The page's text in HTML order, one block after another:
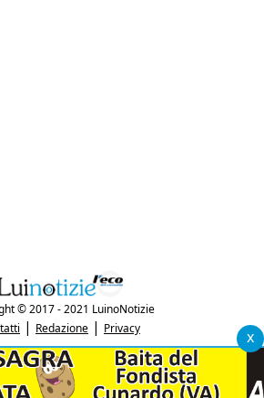
x
© 2017 - 2021 LuinoNotizie
| Redazione | Privacy
giornalistica iscritta al Registro Stampa del
al n. 5/2017 in data 29/6/2017"
P.IVA: 03433740127